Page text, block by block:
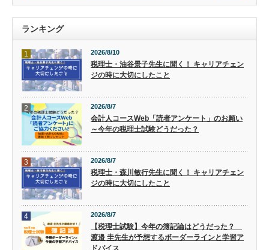
ランキング
1 2026/8/10
税理士・油谷景子先生に聞く！ キャリアチェン
ジの時に大切にしたこと
2 2026/8/7
会計人コースWeb「読者アンケート」のお願い
～今年の税理士試験どうだった？
3 2026/8/7
税理士・森川敏行先生に聞く！ キャリアチェン
ジの時に大切にしたこと
4 2026/8/7
【税理士試験】今年の簿記論はどうだった？
渡邉 圭先生が予想するボーダーラインと学習ア
ドバイス